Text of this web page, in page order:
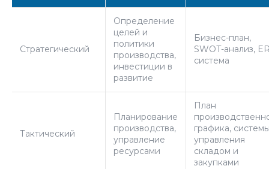
Стратегический
Определение
целей и
политики
производства,
инвестиции в
развитие
Бизнес-план,
SWOT-анализ,
система
Тактический
Планирование
производства,
управление
ресурсами
План
графика,
управления
складом и
закупками